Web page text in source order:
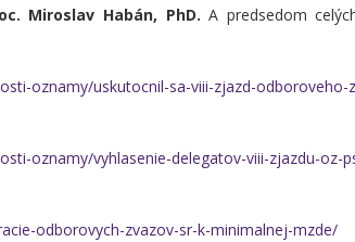
Miroslav Habán, PhD. A predsedom
oznamy/uskutocnil-sa-viii-zjazd-odboroveho-
oznamy/vyhlasenie-delegatov-viii-zjazdu-oz-
odborovych-zvazov-sr-k-minimalnej-mzde/